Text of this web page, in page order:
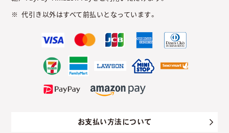
代引き以外はすべて前払いとなっています。
お支払い方法について